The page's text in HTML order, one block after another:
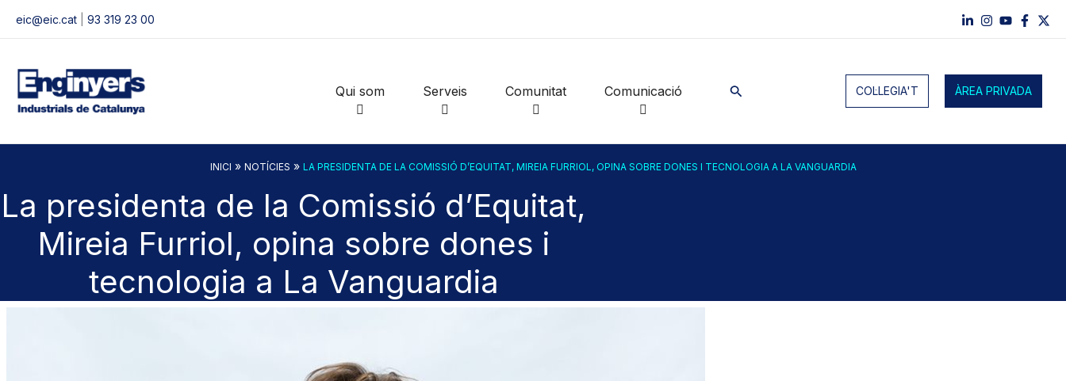
eic@eic.cat 93 319 23 00
Qui som Serveis Comunitat Comunicació Cerca COL·LEGIA'T ÀREA PRIVADA
INICI » NOTÍCIES » LA PRESIDENTA DE LA COMISSIÓ D’EQUITAT, MIREIA FURRIOL, OPINA SOBRE DONES I TECNOLOGIA A LA VANGUARDIA
La presidenta de la Comissió d’Equitat,
Mireia Furriol, opina sobre dones i
tecnologia a La Vanguardia